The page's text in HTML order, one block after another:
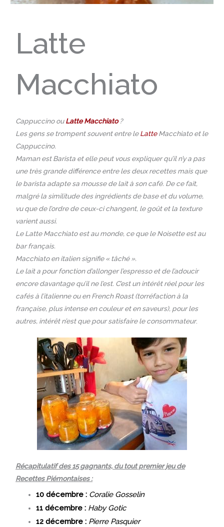
Latte
Macchiato
Cappuccino ouLatte Macchiato?
Les gens se trompent souvent entre leLatteMacchiato et le
Cappuccino.
Maman est Barista et elle peut vous expliquer qu’il n’y a pas
une très grande différence entre les deux recettes mais que
le barista adapte sa mousse de lait à son café. De ce fait,
malgré la similitude des ingrédients de base et du volume,
vu que de l’ordre de ceux-ci changent, le goût et la texture
varient aussi.
Le Latte Macchiato est au monde, ce que le Noisette est au
bar français.
Macchiato en italien signifie « tâché ».
Le lait a pour fonction d’allonger l’espresso et de l’adoucir
encore davantage qu’il ne l’est. C’est un intérêt réel pour les
cafés à l’italienne ou en French Roast (torréfaction à la
française, plus intense en couleur et en saveurs), pour les
autres, intérêt n’est que pour satisfaire le consommateur.
Récapitulatif des 15 gagnants, du tout premier jeu de
Recettes Piémontaises :
10 décembre : Coralie Gosselin
11 décembre : Haby Gotic
12 décembre : Pierre Pasquier